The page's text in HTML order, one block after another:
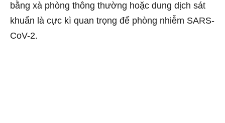
bằng xà phòng thông thường hoặc dung dịch sát
khuẩn là cực kì quan trọng để phòng nhiễm SARS-
CoV-2.